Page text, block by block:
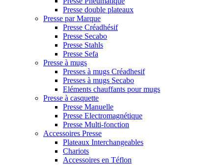
Presse double plateaux
Presse par Marque
Presse Créadhésif
Presse Secabo
Presse Stahls
Presse Sefa
Presse à mugs
Presses à mugs Créadhesif
Presses à mugs Secabo
Eléments chauffants pour mugs
Presse à casquette
Presse Manuelle
Presse Electromagnétique
Presse Multi-fonction
Accessoires Presse
Plateaux Interchangeables
Chariots
Accessoires en Téflon